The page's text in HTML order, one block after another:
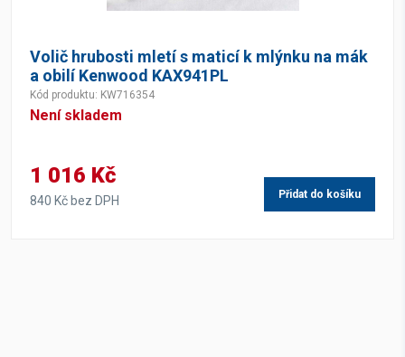
Volič hrubosti mletí s maticí k mlýnku na mák
a obilí Kenwood KAX941PL
Kód produktu: KW716354
Není skladem
1 016 Kč
840 Kč bez DPH Přidat do košíku